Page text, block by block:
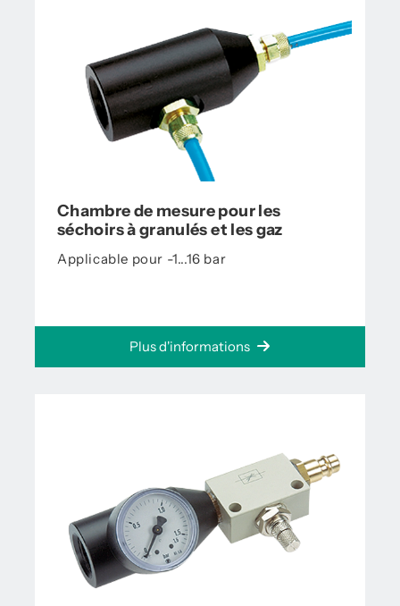
Chambre de mesure pour les
séchoirs à granulés et les gaz
Applicable pour -1...16 bar
Plus d'informations